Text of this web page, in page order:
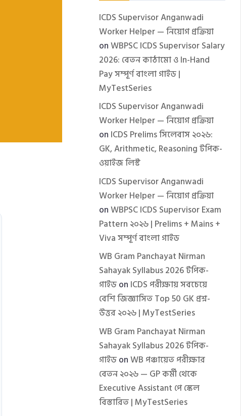
ICDS Supervisor Anganwadi
Worker Helper — নিয়োগ প্রক্রিয়া
onWBPSC ICDS Supervisor Salary
2026: বেতন কাঠামো ও In-Hand
Pay সম্পূর্ণ বাংলা গাইড |
MyTestSeries
ICDS Supervisor Anganwadi
Worker Helper — নিয়োগ প্রক্রিয়া
on ICDS Prelims সিলেবাস ২০২৬:
GK, Arithmetic, Reasoning টপিক-
ওয়াইজ লিস্ট
ICDS Supervisor Anganwadi
Worker Helper — নিয়োগ প্রক্রিয়া
onWBPSC ICDS Supervisor Exam
Pattern ২০২৬ | Prelims + Mains +
Viva সম্পূর্ণ বাংলা গাইড
WB Gram Panchayat Nirman
Sahayak Syllabus 2026 টপিক-
গাইডon ICDS পরীক্ষায় সবচেয়ে
বেশি জিজ্ঞাসিত Top 50 GK প্রশ্ন-
উত্তর ২০২৬ | MyTestSeries
WB Gram Panchayat Nirman
Sahayak Syllabus 2026 টপিক-
গাইডonWB পঞ্চায়েত পরীক্ষার
বেতন ২০২৬ — GP কর্মী থেকে
Executive Assistant পে স্কেল
বিস্তারিত | MyTestSeries